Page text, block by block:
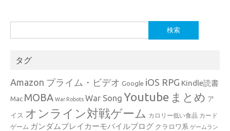
索:
タグ
Amazon プライム・ビデオ Google iOS RPG Kindle読書
Mac MOBA War Robots War Song Youtube まとめ ア
イス オンライン対戦ゲーム カロリー低い食品 カード
ゲーム ガンダムブレイカーモバイルブログ クラロワ系 ゲームラン